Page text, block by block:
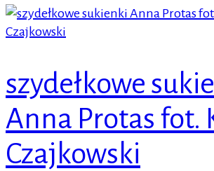
szydełkowe
Anna Protas fot.
Czajkowski